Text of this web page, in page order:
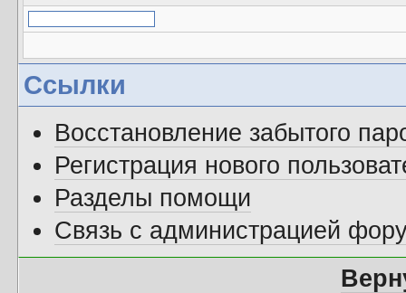
Ссылки
Восстановление забытого
Регистрация нового
Разделы помощи
Связь с администрацией